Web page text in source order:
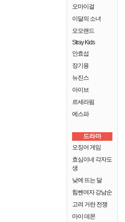
오마이걸
이달의 소녀
모모랜드
Stray Kids
안효섭
장기용
뉴진스
아이브
르세라핌
에스파
드라마
오징어 게임
효심이네 각자도
생
낮에 뜨는 달
힘쎈여자 강남순
고려 거란 전쟁
마이 데몬